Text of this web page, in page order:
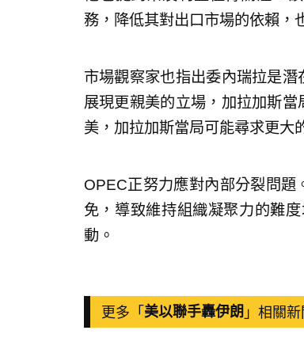
務，降低其對出口市場的依賴，
市場觀察家也指出委內瑞拉是
展現更親美的立場，加拉加斯
美，加拉加斯當局可能尋求更大
OPEC正努力應對內部分裂問
免，導致維持組織凝聚力的難
動。
更多「美以聯手轟伊朗」相關新